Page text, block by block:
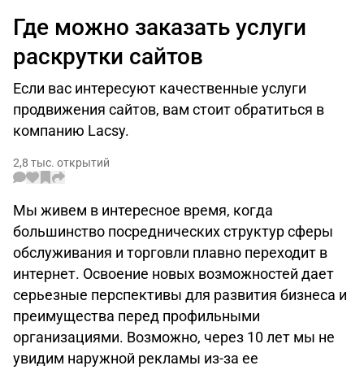
Где можно заказать услуги
раскрутки сайтов
Если вас интересуют качественные услуги
продвижения сайтов, вам стоит обратиться в
компанию Lacsy.
2,8 тыс. открытий
Мы живем в интересное время, когда
большинство посреднических структур сферы
обслуживания и торговли плавно переходит в
интернет. Освоение новых возможностей дает
серьезные перспективы для развития бизнеса и
преимущества перед профильными
организациями. Возможно, через 10 лет мы не
увидим наружной рекламы из-за ее